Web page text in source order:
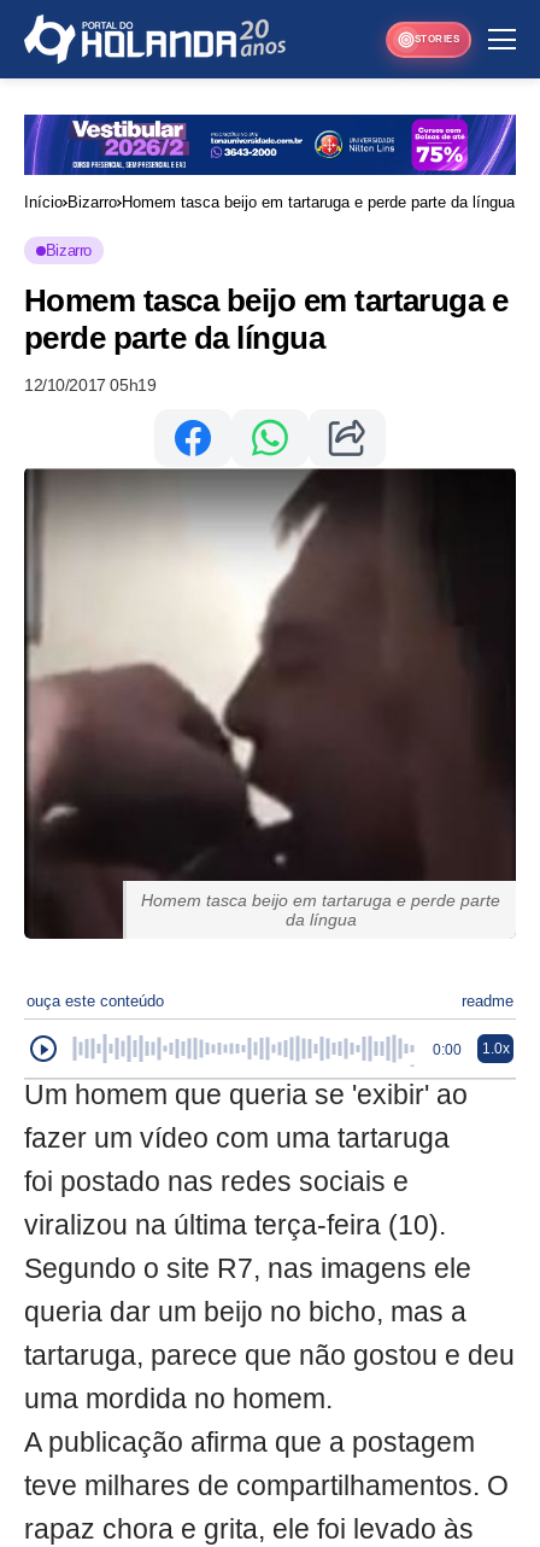
STORIES
Início Bizarro Homem tasca beijo em tartaruga e perde parte da língua
Bizarro
Homem tasca beijo em tartaruga e
perde parte da língua
12/10/2017 05h19
Homem tasca beijo em tartaruga e perde parte
da língua
ouça este conteúdo readme
0:00 1.0x
Um homem que queria se 'exibir' ao
fazer um vídeo com uma tartaruga
foi postado nas redes sociais e
viralizou na última terça-feira (10).
Segundo o site R7, nas imagens ele
queria dar um beijo no bicho, mas a
tartaruga, parece que não gostou e deu
uma mordida no homem.
A publicação afirma que a postagem
teve milhares de compartilhamentos. O
rapaz chora e grita, ele foi levado às